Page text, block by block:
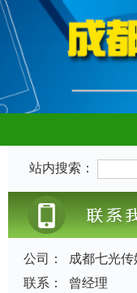
站内搜索：
公司：
成都七光
联系：
曾经理